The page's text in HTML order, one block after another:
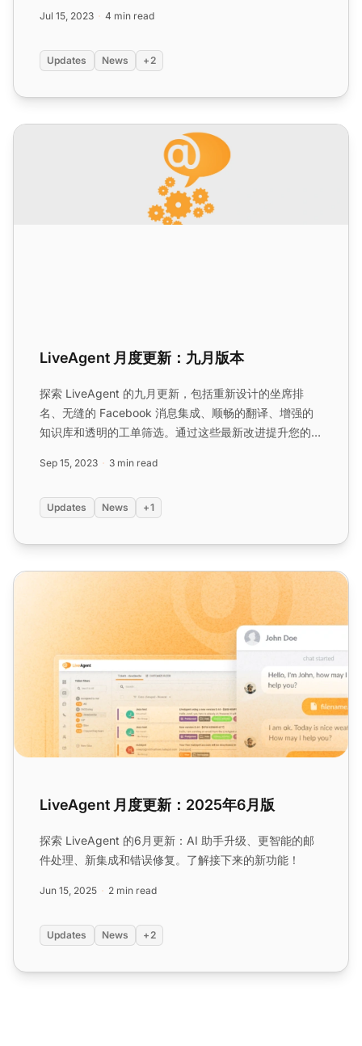
Jul 15, 2023 4 min read
Updates News +2
LiveAgent 月度更新：九月版本
LiveAgent 月度更新：九月版本
探索 LiveAgent 的九月更新，包括重新设计的坐席排
名、无缝的 Facebook 消息集成、顺畅的翻译、增强的
知识库和透明的工单筛选。通过这些最新改进提升您的客
Sep 15, 2023 3 min read
Updates News +1
LiveAgent 月度更新：2025年6月版
LiveAgent 月度更新：2025年6月版
探索 LiveAgent 的6月更新：AI 助手升级、更智能的邮
件处理、新集成和错误修复。了解接下来的新功能！
Jun 15, 2025 2 min read
Updates News +2